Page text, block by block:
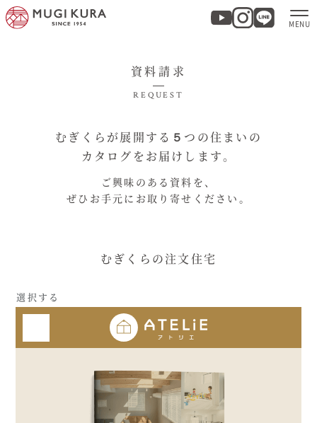
モデルハウス
むぎくらについて
ニュース ブログ
資料請求
REQUEST
むぎくらが展開する５つの住まいの
カタログをお届けします。
ご興味のある資料を、
ぜひお手元にお取り寄せください。
むぎくらの注文住宅